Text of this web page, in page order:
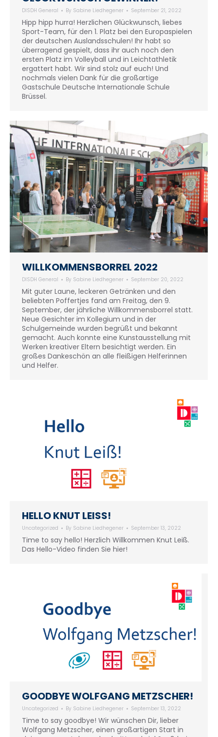
DISDH General By Sabine Liedhegener September 21, 2022
Hipp hipp hurra! Herzlichen Glückwunsch, liebes
Sport-Team, für den 1. Platz bei den Europaspielen
der deutschen Auslandsschulen! Ihr habt so
überragend gespielt, dass ihr auch noch den
ersten Platz im Volleyball und in Leichtathletik
ergattert habt. Wir sind stolz auf euch! Und
nochmals vielen Dank für die großartige
Gastschule Deutsche Internationale Schule
Brüssel.
WILLKOMMENSBORREL 2022
DISDH General By Sabine Liedhegener September 20, 2022
Mit guter Laune, leckeren Getränken und den
beliebten Poffertjes fand am Freitag, den 9.
September, der jährliche Willkommensborrel statt.
Neue Gesichter im Kollegium und in der
Schulgemeinde wurden begrüßt und bekannt
gemacht. Auch konnte eine Kunstausstellung mit
Werken kreativer Eltern besichtigt werden. Ein
großes Dankeschön an alle fleißigen Helferinnen
und Helfer.
HELLO KNUT LEISS!
Uncategorized By Sabine Liedhegener September 13, 2022
Time to say hello! Herzlich Willkommen Knut Leiß.
Das Hello-Video finden Sie hier!
GOODBYE WOLFGANG METZSCHER!
Uncategorized By Sabine Liedhegener September 13, 2022
Time to say goodbye! Wir wünschen Dir, lieber
Wolfgang Metzscher, einen großartigen Start in